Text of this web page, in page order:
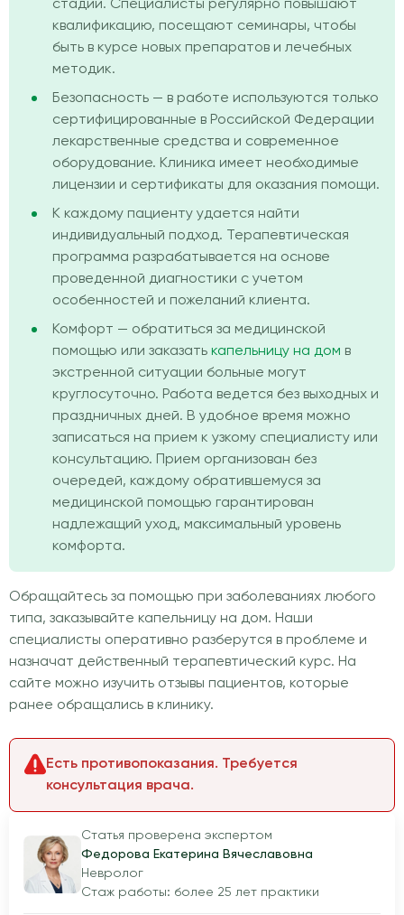
стадии. Специалисты регулярно повышают
квалификацию, посещают семинары, чтобы
быть в курсе новых препаратов и лечебных
методик.
Безопасность — в работе используются только
сертифицированные в Российской Федерации
лекарственные средства и современное
оборудование. Клиника имеет необходимые
лицензии и сертификаты для оказания помощи.
К каждому пациенту удается найти
индивидуальный подход. Терапевтическая
программа разрабатывается на основе
проведенной диагностики с учетом
особенностей и пожеланий клиента.
Комфорт — обратиться за медицинской
помощью или заказать капельницу на дом в
экстренной ситуации больные могут
круглосуточно. Работа ведется без выходных и
праздничных дней. В удобное время можно
записаться на прием к узкому специалисту или
консультацию. Прием организован без
очередей, каждому обратившемуся за
медицинской помощью гарантирован
надлежащий уход, максимальный уровень
комфорта.
Обращайтесь за помощью при заболеваниях любого
типа, заказывайте капельницу на дом. Наши
специалисты оперативно разберутся в проблеме и
назначат действенный терапевтический курс. На
сайте можно изучить отзывы пациентов, которые
ранее обращались в клинику.
Статья проверена экспертом
Федорова Екатерина Вячеславовна
Невролог
Стаж работы: более 25 лет практики
Есть противопоказания. Требуется
консультация врача.